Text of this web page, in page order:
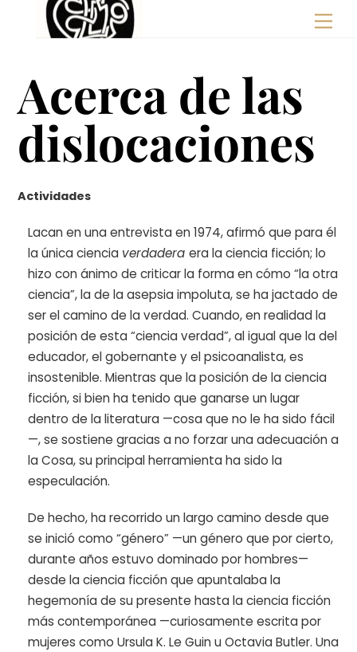
Acerca de las
dislocaciones
Actividades
Lacan en una entrevista en 1974, afirmó que para él
la única ciencia verdaderaera la ciencia ficción; lo
hizo con ánimo de criticar la forma en cómo “la otra
ciencia”, la de la asepsia impoluta, se ha jactado de
ser el camino de la verdad. Cuando, en realidad la
posición de esta “ciencia verdad”, al igual que la del
educador, el gobernante y el psicoanalista, es
insostenible. Mientras que la posición de la ciencia
ficción, si bien ha tenido que ganarse un lugar
dentro de la literatura —cosa que no le ha sido fácil
—, se sostiene gracias a no forzar una adecuación a
la Cosa, su principal herramienta ha sido la
especulación.
De hecho, ha recorrido un largo camino desde que
se inició como “género” —un género que por cierto,
durante años estuvo dominado por hombres—
desde la ciencia ficción que apuntalaba la
hegemonía de su presente hasta la ciencia ficción
más contemporánea —curiosamente escrita por
mujeres como Ursula K. Le Guin u Octavia Butler. Una